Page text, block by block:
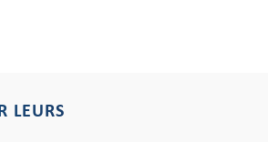
LEURS